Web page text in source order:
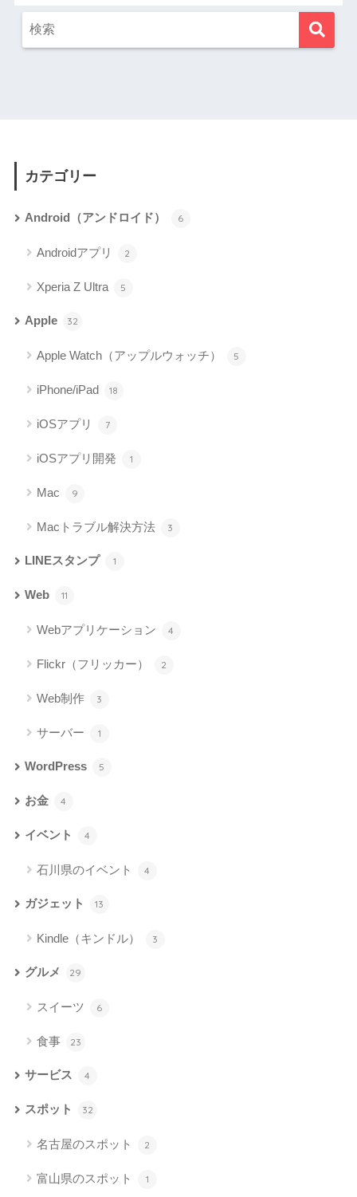
カテゴリー
Android（アンドロイド） 6
Androidアプリ 2
Xperia Z Ultra 5
Apple 32
Apple Watch（アップルウォッチ） 5
iPhone/iPad 18
iOSアプリ 7
iOSアプリ開発 1
Mac 9
Macトラブル解決方法 3
LINEスタンプ 1
Web 11
Webアプリケーション 4
Flickr（フリッカー） 2
Web制作 3
サーバー 1
WordPress 5
お金 4
イベント 4
石川県のイベント 4
ガジェット 13
Kindle（キンドル） 3
グルメ 29
スイーツ 6
食事 23
サービス 4
スポット 32
名古屋のスポット 2
富山県のスポット 1